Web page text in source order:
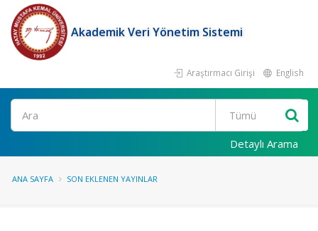
Akademik Veri Yönetim Sistemi
Araştırmacı Girişi English
Ara
Detaylı Arama
ANA SAYFA SON EKLENEN YAYINLAR